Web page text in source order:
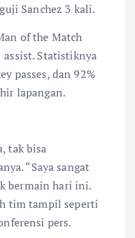
Sanchez 3 kali.
of the Match
Statistiknya
passes, dan 92%
lapangan.
tak bisa
“Saya sangat
bermain hari ini.
tim tampil seperti
pers.